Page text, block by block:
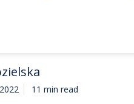
11 min read